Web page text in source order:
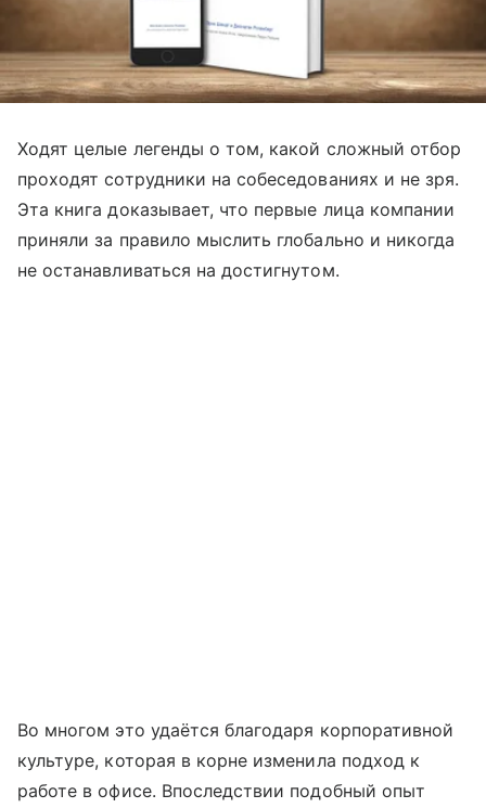
Ходят целые легенды о том, какой сложный отбор
проходят сотрудники на собеседованиях и не зря.
Эта книга доказывает, что первые лица компании
приняли за правило мыслить глобально и никогда
не останавливаться на достигнутом.
Во многом это удаётся благодаря корпоративной
культуре, которая в корне изменила подход к
работе в офисе. Впоследствии подобный опыт